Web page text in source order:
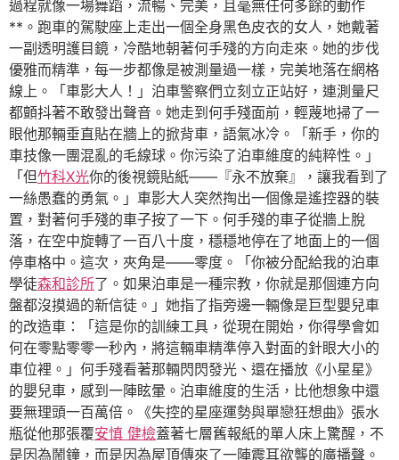
過程就像一場舞蹈，流暢、完美，且毫無任何多餘的動作
**。跑車的駕駛座上走出一個全身黑色皮衣的女人，她戴著
一副透明護目鏡，冷酷地朝著何手殘的方向走來。她的步伐
優雅而精準，每一步都像是被測量過一樣，完美地落在網格
線上。「車影大人！」泊車警察們立刻立正站好，連測量尺
都顫抖著不敢發出聲音。她走到何手殘面前，輕蔑地掃了一
眼他那輛垂直貼在牆上的掀背車，語氣冰冷。「新手，你的
車技像一團混亂的毛線球。你污染了泊車維度的純粹性。」
「但竹科X光你的後視鏡貼紙——『永不放棄』，讓我看到了
一絲愚蠢的勇氣。」車影大人突然掏出一個像是遙控器的裝
置，對著何手殘的車子按了一下。何手殘的車子從牆上脫
落，在空中旋轉了一百八十度，穩穩地停在了地面上的一個
停車格中。這次，夾角是——零度。「你被分配給我的泊車
學徒森和診所了。如果泊車是一種宗教，你就是那個連方向
盤都沒摸過的新信徒。」她指了指旁邊一輛像是巨型嬰兒車
的改造車：「這是你的訓練工具，從現在開始，你得學會如
何在零點零零一秒內，將這輛車精準停入對面的針眼大小的
車位裡。」何手殘看著那輛閃閃發光、還在播放《小星星》
的嬰兒車，感到一陣眩暈。泊車維度的生活，比他想象中還
要無理頭一百萬倍。《失控的星座運勢與單戀狂想曲》張水
瓶從他那張覆安慎 健檢蓋著七層舊報紙的單人床上驚醒，不
是因為鬧鐘，而是因為屋頂傳來了一陣震耳欲聾的廣播聲。